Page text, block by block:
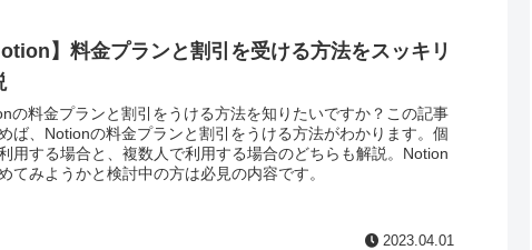
】料金プランと割引を受ける方法をスッキリ
の料金プランと割引をうける方法を知りたいですか？この記事
ば、Notionの料金プランと割引をうける方法がわかります。個
用する場合と、複数人で利用する場合のどちらも解説。Notion
てみようかと検討中の方は必見の内容です。
2023.04.01